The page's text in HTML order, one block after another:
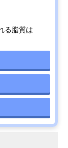
る脂質は